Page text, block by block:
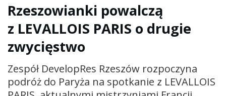
Rzeszowianki powalczą
z LEVALLOIS PARIS o drugie
zwycięstwo
Zespół DevelopRes Rzeszów rozpoczyna
podróż do Paryża na spotkanie z LEVALLOIS